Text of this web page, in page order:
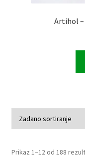
Artihol
Prikaz 1–12 od 188